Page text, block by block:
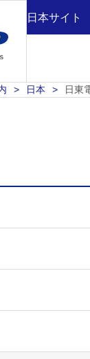
日本サイト
日本 日東